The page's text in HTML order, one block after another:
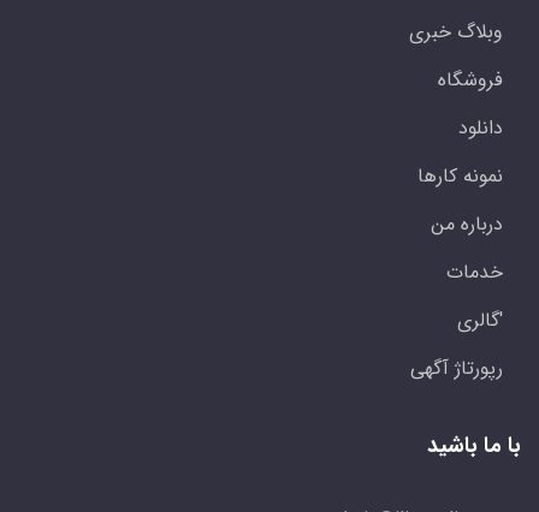
وبلاگ خبری
فروشگاه
دانلود
نمونه کارها
درباره من
خدمات
'گالری
رپورتاژ آگهی
با ما باشید